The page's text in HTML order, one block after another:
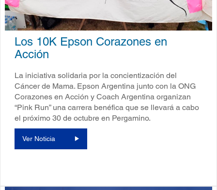
Los 10K Epson Corazones en
Acción
La iniciativa solidaria por la concientización del
Cáncer de Mama. Epson Argentina junto con la ONG
Corazones en Acción y Coach Argentina organizan
“Pink Run” una carrera benéfica que se llevará a cabo
el próximo 30 de octubre en Pergamino.
Ver Noticia